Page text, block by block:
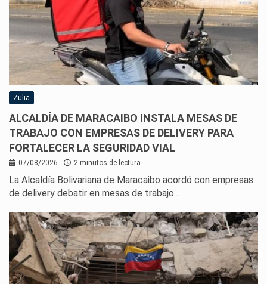
Zulia
ALCALDÍA DE MARACAIBO INSTALA MESAS DE
TRABAJO CON EMPRESAS DE DELIVERY PARA
FORTALECER LA SEGURIDAD VIAL
07/08/2026 2 minutos de lectura
La Alcaldía Bolivariana de Maracaibo acordó con empresas
de delivery debatir en mesas de trabajo…